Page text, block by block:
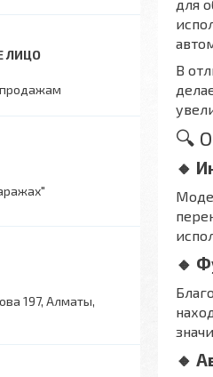
для
В
🔍
🔸
🔸
🔸
197, Алматы,